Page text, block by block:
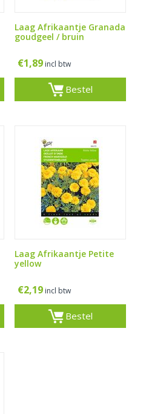
Laag Afrikaantje Granada
goudgeel / bruin
€1,89 incl btw
Bestel
Laag Afrikaantje Petite
yellow
€2,19 incl btw
Bestel